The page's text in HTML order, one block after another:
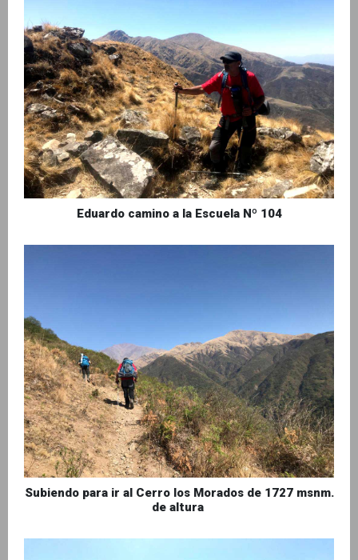
Eduardo camino a la Escuela Nº 104
Subiendo para ir al Cerro los Morados de 1727 msnm.
de altura